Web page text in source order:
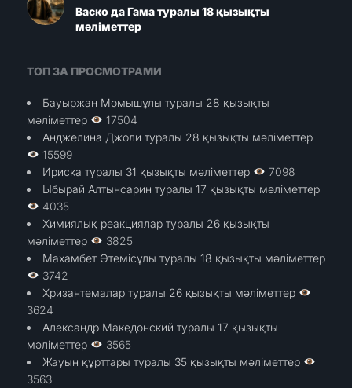
Васко да Гама туралы 18 қызықты
мәліметтер
ТОП ЗА ПРОСМОТРАМИ
Бауыржан Момышұлы туралы 28 қызықты
мәліметтер
17504
Анджелина Джоли туралы 28 қызықты мәліметтер
15599
Ириска туралы 31 қызықты мәліметтер
7098
Ыбырай Алтынсарин туралы 17 қызықты мәліметтер
4035
Химиялық реакциялар туралы 26 қызықты
мәліметтер
3825
Махамбет Өтемісұлы туралы 18 қызықты мәліметтер
3742
Хризантемалар туралы 26 қызықты мәліметтер
3624
Александр Македонский туралы 17 қызықты
мәліметтер
3565
Жауын құрттары туралы 35 қызықты мәліметтер
3563